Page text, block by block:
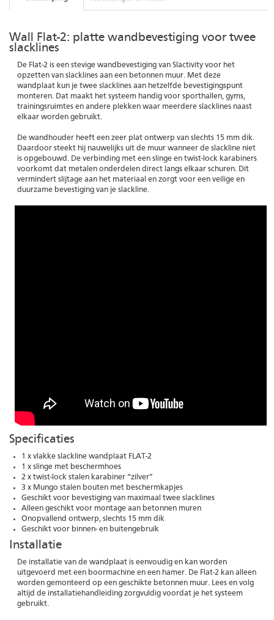
Wall Flat-2: platte wandbevestiging voor twee
slacklines
De Flat-2 is een stevige wandbevestiging van Slactivity voor het
opzetten van slacklines aan een betonnen muur. Met deze
wandplaat kun je twee slacklines aan hetzelfde bevestigingspunt
monteren. Dat maakt het systeem handig voor sporthallen, gyms,
trainingsruimtes en andere plekken waar meerdere slacklines naast
elkaar worden gebruikt.
De wandhouder heeft een zeer plat ontwerp van slechts 15 mm dik.
Daardoor steekt hij nauwelijks uit de muur wanneer de slackline niet
is opgebouwd. De verbinding met een slinge en twist-lock karabiners
voorkomt dat metalen onderdelen direct langs elkaar schuren. Dit
vermindert slijtage aan het materiaal en zorgt voor een veilige en
duurzame bevestiging van je slackline.
Specificaties
1 x vlakke slackline wandplaat FLAT-2
1 x slinge met beschermhoes
2 x twist-lock stalen karabiner “zilver”
3 x Mungo stalen bouten met beschermkapjes
Geschikt voor bevestiging van maximaal twee slacklines
Alleen geschikt voor montage aan betonnen muren
Onopvallend ontwerp, slechts 15 mm dik
Geschikt voor binnen- en buitengebruik
Installatie
De installatie van de wandplaat is eenvoudig en kan worden
uitgevoerd met een boormachine en een hamer. De Flat-2 kan alleen
worden gemonteerd op een geschikte betonnen muur. Lees en volg
altijd de installatiehandleiding zorgvuldig voordat je het systeem
gebruikt.